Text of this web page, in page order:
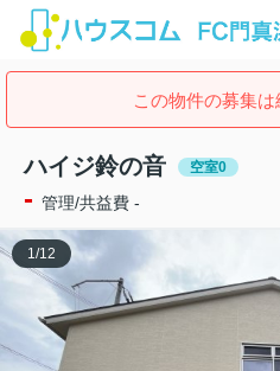
この物件の募集は
ハイジ鈴の音 空室0
- 管理/共益費 -
1/12